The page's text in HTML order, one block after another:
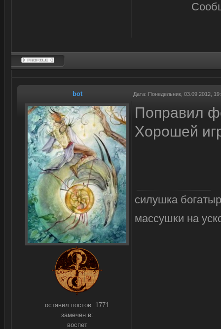
bot Дата: Понедельник, 03.09.2012,
оставил постов: 1771
замечен в:
воспет
Поправил
Хорошей
силушка
массушки на